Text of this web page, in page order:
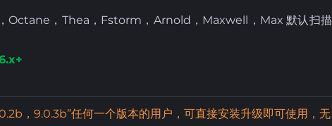
Octane，Thea，Fstorm，Arnold，Maxwell，Max 默认扫描
，9.0.3b”任何一个版本的用户，可直接安装升级即可使用，无